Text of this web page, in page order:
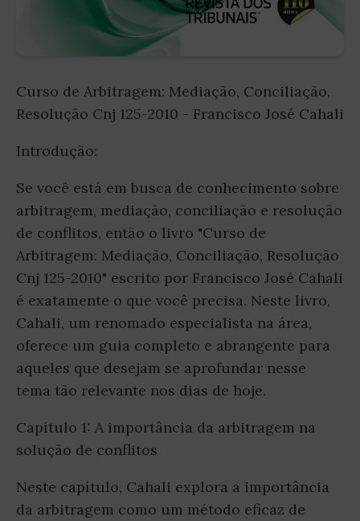
Curso de Arbitragem: Mediação, Conciliação,
Resolução Cnj 125-2010 - Francisco José Cahali
Introdução:
Se você está em busca de conhecimento sobre
arbitragem, mediação, conciliação e resolução
de conflitos, então o livro "Curso de
Arbitragem: Mediação, Conciliação, Resolução
Cnj 125-2010" escrito por Francisco José Cahali
é exatamente o que você precisa. Neste livro,
Cahali, um renomado especialista na área,
oferece um guia completo e abrangente para
aqueles que desejam se aprofundar nesse
tema tão relevante nos dias de hoje.
Capítulo 1: A importância da arbitragem na
solução de conflitos
Neste capítulo, Cahali explora a importância
da arbitragem como um método eficaz de